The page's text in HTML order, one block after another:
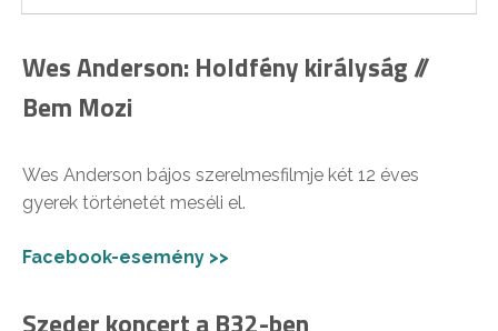
Wes Anderson: Holdfény királyság //
Bem Mozi
Wes Anderson bájos szerelmesfilmje két 12 éves
gyerek történetét meséli el.
Facebook-esemény >>